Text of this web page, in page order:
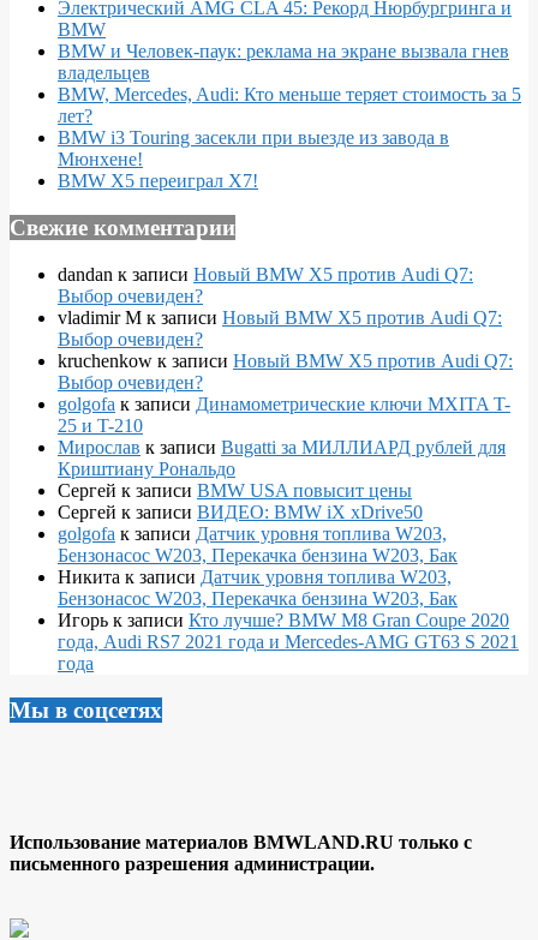
Электрический AMG CLA 45: Рекорд Нюрбургринга и
BMW
BMW и Человек-паук: реклама на экране вызвала гнев
владельцев
BMW, Mercedes, Audi: Кто меньше теряет стоимость за 5
лет?
BMW i3 Touring засекли при выезде из завода в
Мюнхене!
BMW X5 переиграл X7!
Свежие комментарии
dandan к записи Новый BMW X5 против Audi Q7:
Выбор очевиден?
vladimir M к записи Новый BMW X5 против Audi Q7:
Выбор очевиден?
kruchenkow к записи Новый BMW X5 против Audi Q7:
Выбор очевиден?
golgofa к записи Динамометрические ключи MXITA T-
25 и T-210
Мирослав к записи Bugatti за МИЛЛИАРД рублей для
Криштиану Рональдо
Сергей к записи BMW USA повысит цены
Сергей к записи ВИДЕО: BMW iX xDrive50
golgofa к записи Датчик уровня топлива W203,
Бензонасос W203, Перекачка бензина W203, Бак
Никита к записи Датчик уровня топлива W203,
Бензонасос W203, Перекачка бензина W203, Бак
Игорь к записи Кто лучше? BMW M8 Gran Coupe 2020
года, Audi RS7 2021 года и Mercedes-AMG GT63 S 2021
года
Мы в соцсетях
Использование материалов BMWLAND.RU только с
письменного разрешения администрации.